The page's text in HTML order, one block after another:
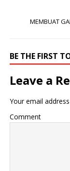
MEMBUAT
BE THE FIRST
Leave a
Your email
Comment